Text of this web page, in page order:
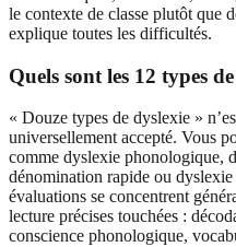
le contexte de classe plutôt que
explique toutes les difficultés.
Quels sont les 12 types
« Douze types de dyslexie »
universellement accepté. Vous
comme dyslexie phonologique,
dénomination rapide ou
évaluations se concentrent
lecture précises touchées :
conscience phonologique,